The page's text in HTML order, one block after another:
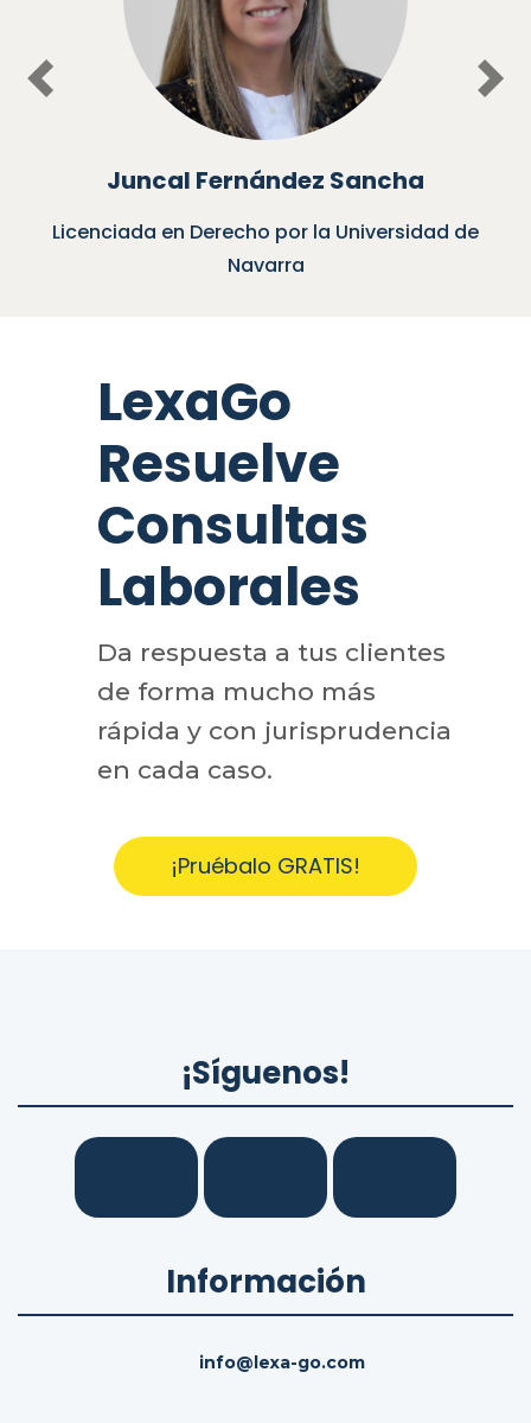
Juncal Fernández Sancha
Licenciada en Derecho por la Universidad de
Navarra
Previous
LexaGo
Resuelve
Consultas
Laborales
Da respuesta a tus clientes
de forma mucho más
rápida y con jurisprudencia
en cada caso.
¡Pruébalo GRATIS!
¡Síguenos!
Información
info@lexa-go.com